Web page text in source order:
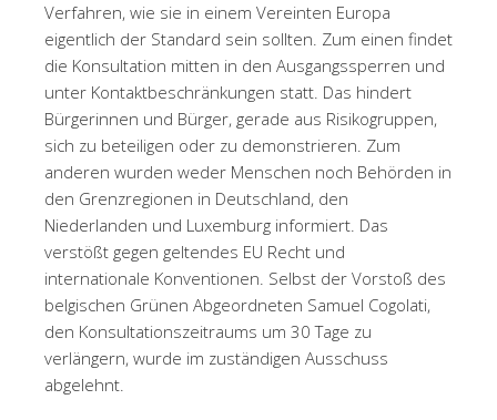
Verfahren, wie sie in einem Vereinten Europa
eigentlich der Standard sein sollten. Zum einen findet
die Konsultation mitten in den Ausgangssperren und
unter Kontaktbeschränkungen statt. Das hindert
Bürgerinnen und Bürger, gerade aus Risikogruppen,
sich zu beteiligen oder zu demonstrieren. Zum
anderen wurden weder Menschen noch Behörden in
den Grenzregionen in Deutschland, den
Niederlanden und Luxemburg informiert. Das
verstößt gegen geltendes EU Recht und
internationale Konventionen. Selbst der Vorstoß des
belgischen Grünen Abgeordneten Samuel Cogolati,
den Konsultationszeitraums um 30 Tage zu
verlängern, wurde im zuständigen Ausschuss
abgelehnt.